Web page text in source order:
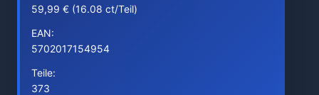
59,99 € (16.08 ct/Teil)
EAN:
5702017154954
Teile:
373